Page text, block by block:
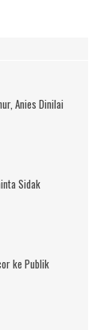
Anies Dinilai
Sidak
ke Publik